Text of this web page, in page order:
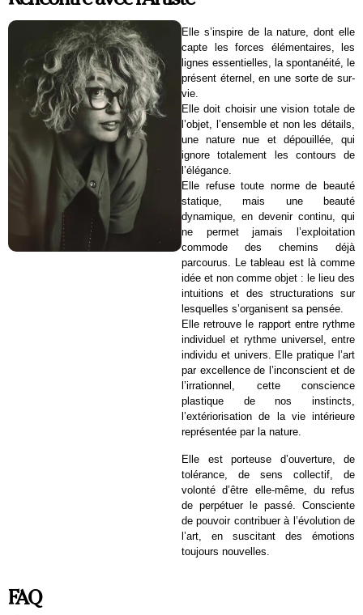
Elle s’inspire de la nature, dont elle
capte les forces élémentaires, les
lignes essentielles, la spontanéité, le
présent éternel, en une sorte de sur-
vie.
Elle doit choisir une vision totale de
l’objet, l’ensemble et non les détails,
une nature nue et dépouillée, qui
ignore totalement les contours de
l’élégance.
Elle refuse toute norme de beauté
statique, mais une beauté
dynamique, en devenir continu, qui
ne permet jamais l’exploitation
commode des chemins déjà
parcourus. Le tableau est là comme
idée et non comme objet : le lieu des
intuitions et des structurations sur
lesquelles s’organisent sa pensée.
Elle retrouve le rapport entre rythme
individuel et rythme universel, entre
individu et univers. Elle pratique l’art
par excellence de l’inconscient et de
l’irrationnel, cette conscience
plastique de nos instincts,
l’extériorisation de la vie intérieure
représentée par la nature.
Elle est porteuse d’ouverture, de
tolérance, de sens collectif, de
volonté d’être elle-même, du refus
de perpétuer le passé. Consciente
de pouvoir contribuer à l’évolution de
l’art, en suscitant des émotions
toujours nouvelles.
FAQ